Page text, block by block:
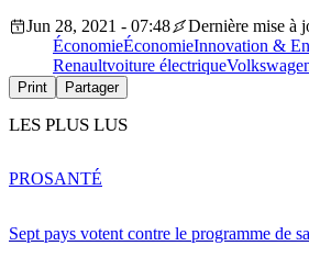
Jun 28, 2021 - 07:48
Dernière mise à
ÉconomieÉconomieInnovation &
Renaultvoiture électrique
Print Partager
LES PLUS LUS
Sept pays votent contre le programme de
PROSANTÉ